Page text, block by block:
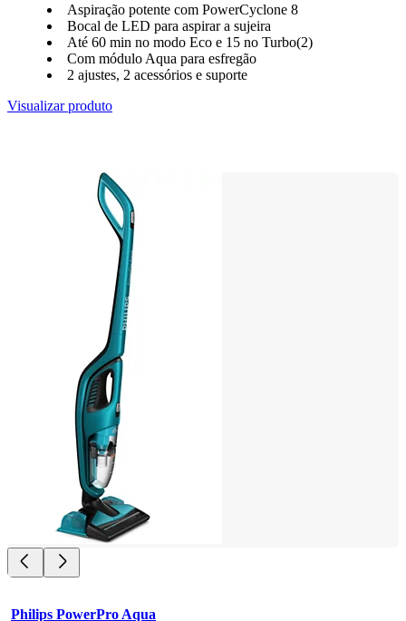
Aspiração potente com PowerCyclone 8
Bocal de LED para aspirar a sujeira
Até 60 min no modo Eco e 15 no Turbo(2)
Com módulo Aqua para esfregão
2 ajustes, 2 acessórios e suporte
Visualizar produto
Philips PowerPro Aqua